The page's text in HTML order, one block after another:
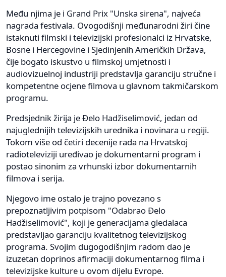
Među njima je i Grand Prix "Unska sirena", najveća
nagrada festivala. Ovogodišnji međunarodni žiri čine
istaknuti filmski i televizijski profesionalci iz Hrvatske,
Bosne i Hercegovine i Sjedinjenih Američkih Država,
čije bogato iskustvo u filmskoj umjetnosti i
audiovizuelnoj industriji predstavlja garanciju stručne i
kompetentne ocjene filmova u glavnom takmičarskom
programu.
Predsjednik žirija je Đelo Hadžiselimović, jedan od
najuglednijih televizijskih urednika i novinara u regiji.
Tokom više od četiri decenije rada na Hrvatskoj
radioteleviziji uređivao je dokumentarni program i
postao sinonim za vrhunski izbor dokumentarnih
filmova i serija.
Njegovo ime ostalo je trajno povezano s
prepoznatljivim potpisom "Odabrao Đelo
Hadžiselimović", koji je generacijama gledalaca
predstavljao garanciju kvalitetnog televizijskog
programa. Svojim dugogodišnjim radom dao je
izuzetan doprinos afirmaciji dokumentarnog filma i
televizijske kulture u ovom dijelu Evrope.